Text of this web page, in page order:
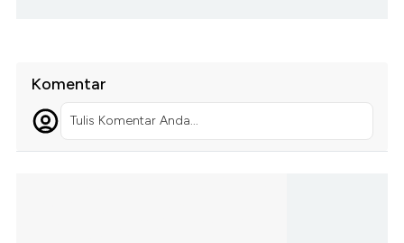
Komentar
Tulis Komentar Anda...